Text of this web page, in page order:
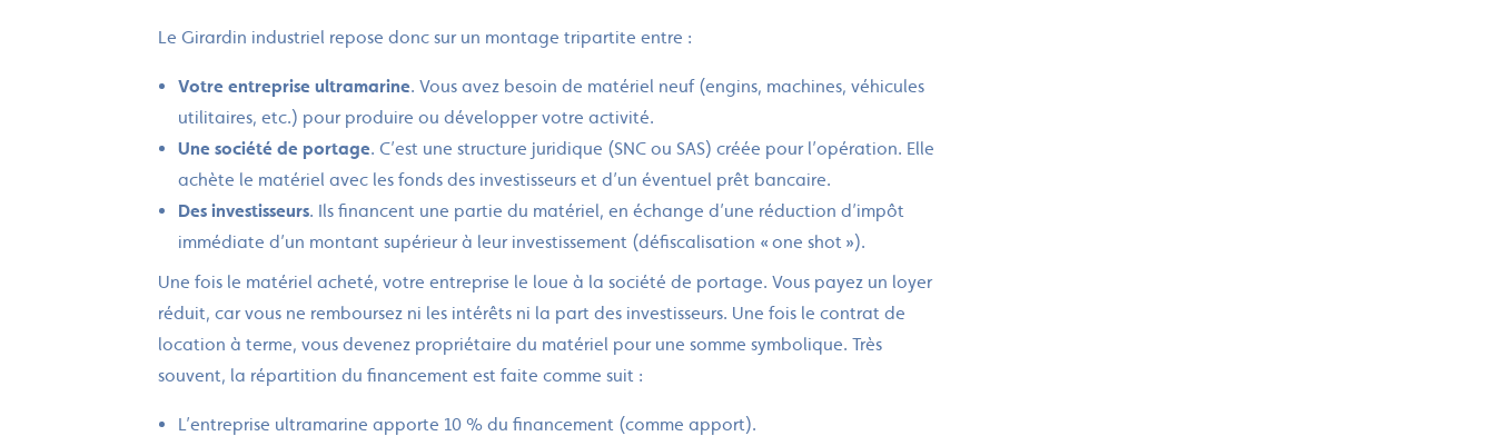
Le Girardin industriel repose donc sur un montage tripartite entre :
Votre entreprise ultramarine. Vous avez besoin de matériel neuf (engins, machines, véhicules
utilitaires, etc.) pour produire ou développer votre activité.
Une société de portage. C’est une structure juridique (SNC ou SAS) créée pour l’opération. Elle
achète le matériel avec les fonds des investisseurs et d’un éventuel prêt bancaire.
Des investisseurs. Ils financent une partie du matériel, en échange d’une réduction d’impôt
immédiate d’un montant supérieur à leur investissement (défiscalisation « one shot »).
Une fois le matériel acheté, votre entreprise le loue à la société de portage. Vous payez un loyer
réduit, car vous ne remboursez ni les intérêts ni la part des investisseurs. Une fois le contrat de
location à terme, vous devenez propriétaire du matériel pour une somme symbolique. Très
souvent, la répartition du financement est faite comme suit :
L’entreprise ultramarine apporte 10 % du financement (comme apport).